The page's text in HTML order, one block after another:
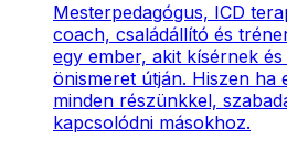
Mesterpedagógus, ICD
coach, családállító és
egy ember, akit kísérnek
önismeret útján. Hiszen ha
minden részünkkel,
kapcsolódni másokhoz.